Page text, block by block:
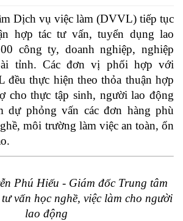
Dịch vụ việc làm (DVVL) tiếp tục
hợp tác tư vấn, tuyển dụng lao
công ty, doanh nghiệp, nghiệp
tỉnh. Các đơn vị phối hợp với
đều thực hiện theo thỏa thuận hợp
cho thực tập sinh, người lao động
dự phỏng vấn các đơn hàng phù
môi trường làm việc an toàn, ổn
Phú Hiếu - Giám đốc Trung tâm
vấn học nghề, việc làm cho người
lao động